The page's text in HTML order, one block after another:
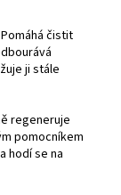
čistit
ji stále
regeneruje
pomocníkem
hodí se na